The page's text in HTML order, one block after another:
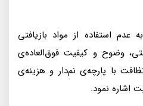
عدم استفاده از مواد بازیافتی
وضوح و کیفیت فوق‌العاده‌ی
با پارچه‌ی نم‌دار و هزینه‌ی
اشاره نمود.